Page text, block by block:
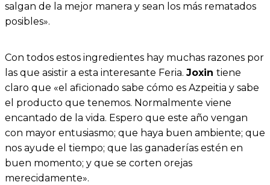
salgan de la mejor manera y sean los más rematados
posibles».
Con todos estos ingredientes hay muchas razones por
las que asistir a esta interesante Feria. Joxin tiene
claro que «el aficionado sabe cómo es Azpeitia y sabe
el producto que tenemos. Normalmente viene
encantado de la vida. Espero que este año vengan
con mayor entusiasmo; que haya buen ambiente; que
nos ayude el tiempo; que las ganaderías estén en
buen momento; y que se corten orejas
merecidamente».